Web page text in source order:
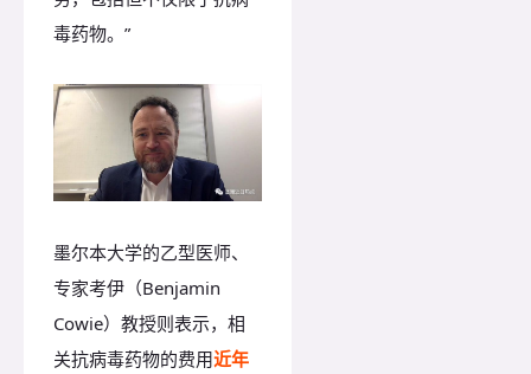
毒药物。”
墨尔本大学的乙型医师、
专家考伊（Benjamin
Cowie）教授则表示，相
关抗病毒药物的费用近年